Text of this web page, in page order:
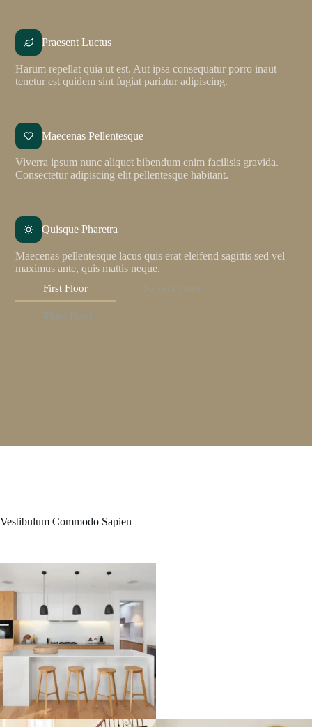
Praesent Luctus
Harum repellat quia ut est. Aut ipsa consequatur porro inaut
tenetur est quidem sint fugiat pariatur adipiscing.
Maecenas Pellentesque
Viverra ipsum nunc aliquet bibendum enim facilisis gravida.
Consectetur adipiscing elit pellentesque habitant.
Quisque Pharetra
Maecenas pellentesque lacus quis erat eleifend sagittis sed vel
maximus ante, quis mattis neque.
First Floor Second Floor
Third Floor
Vestibulum Commodo Sapien